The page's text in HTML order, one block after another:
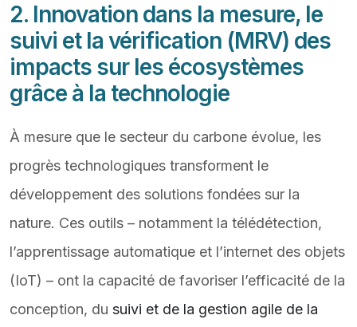
2. Innovation dans la mesure, le
suivi et la vérification (MRV) des
impacts sur les écosystèmes
grâce à la technologie
À mesure que le secteur du carbone évolue, les
progrès technologiques transforment le
développement des solutions fondées sur la
nature. Ces outils – notamment la télédétection,
l’apprentissage automatique et l’internet des objets
(IoT) – ont la capacité de favoriser l’efficacité de la
conception, du suivi et de la gestion agile de la